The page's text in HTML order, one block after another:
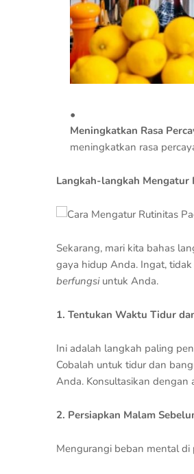
Meningkatkan Rasa
meningkatkan rasa
Langkah-langkah Mengatur
Sekarang, mari kita bahas
gaya hidup Anda. Ingat,
berfungsiuntuk Anda.
1. Tentukan Waktu Tidur
Ini adalah langkah paling
Cobalah untuk tidur dan
Anda. Konsultasikan dengan
2. Persiapkan Malam
Mengurangi beban mental